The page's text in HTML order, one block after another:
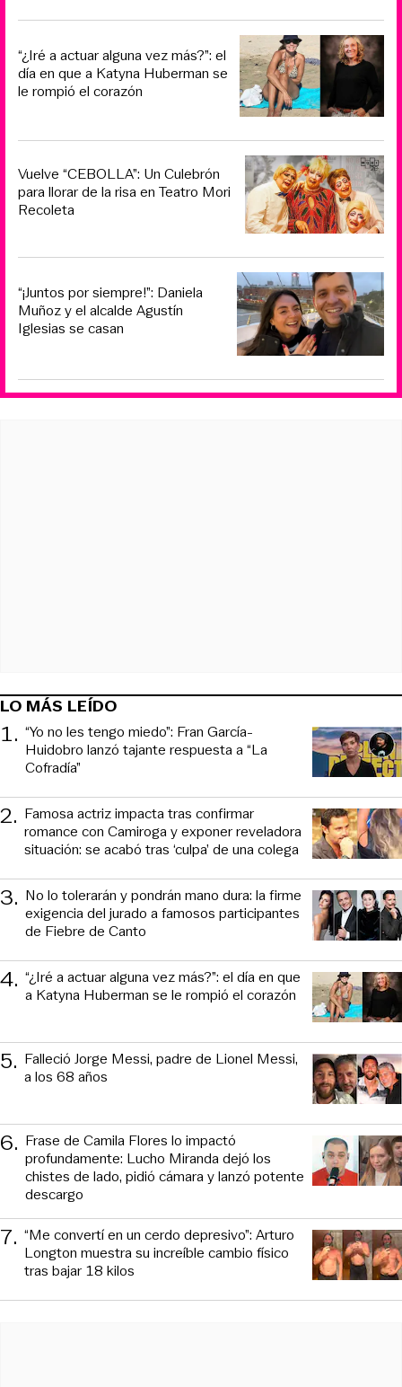
“¿Iré a actuar alguna vez más?”: el
día en que a Katyna Huberman se
le rompió el corazón
Vuelve “CEBOLLA”: Un Culebrón
para llorar de la risa en Teatro Mori
Recoleta
“¡Juntos por siempre!”: Daniela
Muñoz y el alcalde Agustín
Iglesias se casan
LO MÁS LEÍDO
1. “Yo no les tengo miedo”: Fran García-
Huidobro lanzó tajante respuesta a “La
Cofradía”
2. Famosa actriz impacta tras confirmar
romance con Camiroga y exponer reveladora
situación: se acabó tras ‘culpa’ de una colega
3. No lo tolerarán y pondrán mano dura: la firme
exigencia del jurado a famosos participantes
de Fiebre de Canto
4. “¿Iré a actuar alguna vez más?”: el día en que
a Katyna Huberman se le rompió el corazón
5. Falleció Jorge Messi, padre de Lionel Messi,
a los 68 años
6. Frase de Camila Flores lo impactó
profundamente: Lucho Miranda dejó los
chistes de lado, pidió cámara y lanzó potente
descargo
7. “Me convertí en un cerdo depresivo”: Arturo
Longton muestra su increíble cambio físico
tras bajar 18 kilos